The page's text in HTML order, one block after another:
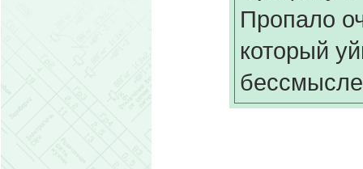
Пропало
который